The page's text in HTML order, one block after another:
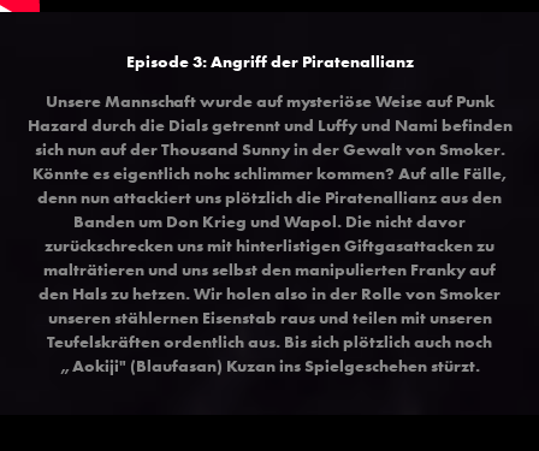
Episode 3: Angriff der Piratenallianz
Unsere Mannschaft wurde auf mysteriöse Weise auf Punk
Hazard durch die Dials getrennt und Luffy und Nami befinden
sich nun auf der Thousand Sunny in der Gewalt von Smoker.
Könnte es eigentlich nohc schlimmer kommen? Auf alle Fälle,
denn nun attackiert uns plötzlich die Piratenallianz aus den
Banden um Don Krieg und Wapol. Die nicht davor
zurückschrecken uns mit hinterlistigen Giftgasattacken zu
malträtieren und uns selbst den manipulierten Franky auf
den Hals zu hetzen. Wir holen also in der Rolle von Smoker
unseren stählernen Eisenstab raus und teilen mit unseren
Teufelskräften ordentlich aus. Bis sich plötzlich auch noch
„Aokiji" (Blaufasan) Kuzan ins Spielgeschehen stürzt.